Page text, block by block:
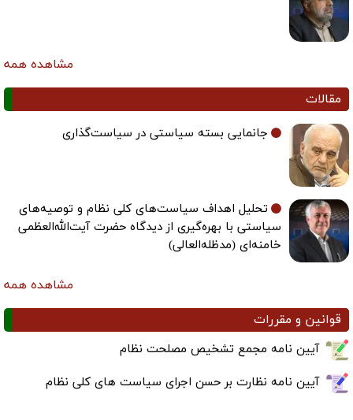
مشاهده همه
مقالات
جانمایی بسته سیاستی در سیاست‌گذاری
تحلیل اهداف سیاست‌های کلی نظام و توصیه‌های
سیاستی با بهره‌گیری از دیدگاه حضرت آیت‌الله‌العظمی
خامنه‌ای (مدظله‌العالی)
مشاهده همه
قوانین و مقررات
آیین نامه مجمع تشخیص مصلحت نظام
آیین نامه نظارت بر حسن اجرای سیاست های کلی نظام